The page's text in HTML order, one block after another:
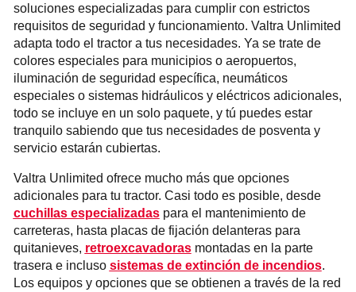
soluciones especializadas para cumplir con estrictos
requisitos de seguridad y funcionamiento. Valtra Unlimited
adapta todo el tractor a tus necesidades. Ya se trate de
colores especiales para municipios o aeropuertos,
iluminación de seguridad específica, neumáticos
especiales o sistemas hidráulicos y eléctricos adicionales,
todo se incluye en un solo paquete, y tú puedes estar
tranquilo sabiendo que tus necesidades de posventa y
servicio estarán cubiertas.
Valtra Unlimited ofrece mucho más que opciones
adicionales para tu tractor. Casi todo es posible, desde
cuchillas especializadaspara el mantenimiento de
carreteras, hasta placas de fijación delanteras para
quitanieves, retroexcavadorasmontadas en la parte
trasera e incluso sistemas de extinción de incendios.
Los equipos y opciones que se obtienen a través de la red